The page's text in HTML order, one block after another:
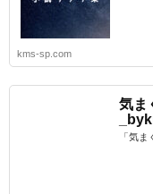
kms-sp.com
気ま
「気